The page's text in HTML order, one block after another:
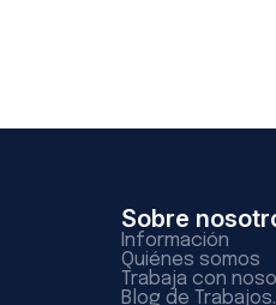
Sobre
Información
Quiénes somos
Trabaja con
Blog de